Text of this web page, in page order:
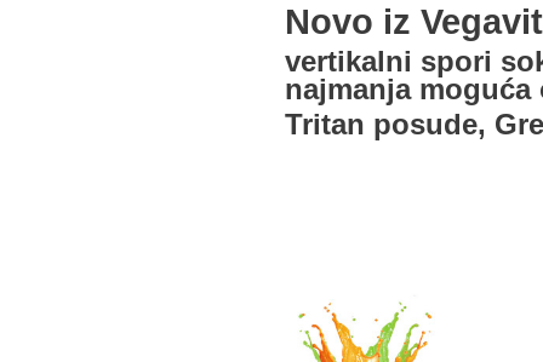
Novo iz
vertikalni spori
najmanja moguća
Tritan posude,